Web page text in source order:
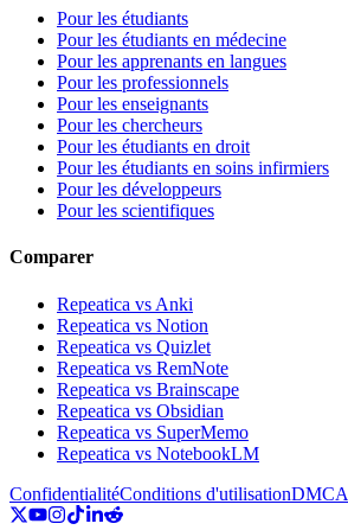
Pour les étudiants
Pour les étudiants en médecine
Pour les apprenants en langues
Pour les professionnels
Pour les enseignants
Pour les chercheurs
Pour les étudiants en droit
Pour les étudiants en soins infirmiers
Pour les développeurs
Pour les scientifiques
Comparer
Repeatica vs Anki
Repeatica vs Notion
Repeatica vs Quizlet
Repeatica vs RemNote
Repeatica vs Brainscape
Repeatica vs Obsidian
Repeatica vs SuperMemo
Repeatica vs NotebookLM
ConfidentialitéConditions d'utilisationDMCA